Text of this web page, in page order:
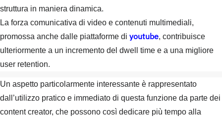
struttura in maniera dinamica.
La forza comunicativa di video e contenuti multimediali,
promossa anche dalle piattaforme di youtube, contribuisce
ulteriormente a un incremento del dwell time e a una migliore
user retention.
Un aspetto particolarmente interessante è rappresentato
dall’utilizzo pratico e immediato di questa funzione da parte dei
content creator, che possono così dedicare più tempo alla